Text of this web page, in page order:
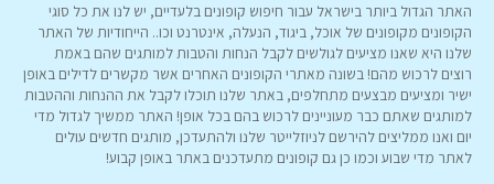
האתר הגדול ביותר בישראל עבור חיפוש קופונים בלעדיים, יש לנו את כל סוגי
הקופונים מקופונים של אוכל, ביגוד, הנעלה, אינטרנט וכו.. הייחודיות של האתר
שלנו היא שאנו מציעים לגולשים לקבל הנחות והטבות למותגים שהם באמת
רוצים לרכוש מהם! בשונה מאתרי הקופונים האחרים אשר מקשרים לדילים באופן
ישיר ומציעים מבצעים מתחלפים, באתר שלנו תוכלו לקבל את ההנחות וההטבות
למותגים שאתם כבר מעוניינים לרכוש בהם בכל אופן! האתר ממשיך לגדול מדי
יום ואנו ממליצים להירשם לניוזלייטר שלנו ולהתעדכן, מותגים חדשים עולים
לאתר מדי שבוע וכמו כן גם קופונים מתעדכנים באתר באופן קבוע!